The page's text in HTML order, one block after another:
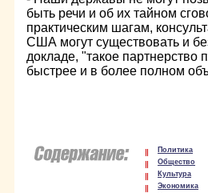
быть речи и об их тайном
практическим шагам,
США могут существовать и
докладе, "такое
быстрее и в более полном
Политика
Общество
Культура
Экономика